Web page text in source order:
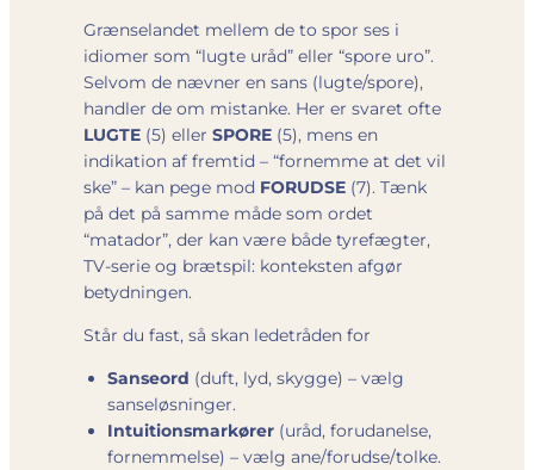
Grænselandet mellem de to spor ses i
idiomer som “lugte uråd” eller “spore uro”.
Selvom de nævner en sans (lugte/spore),
handler de om mistanke. Her er svaret ofte
LUGTE (5) eller SPORE (5), mens en
indikation af fremtid – “fornemme at det vil
ske” – kan pege mod FORUDSE (7). Tænk
på det på samme måde som ordet
“matador”, der kan være både tyrefægter,
TV-serie og brætspil: konteksten afgør
betydningen.
Står du fast, så skan ledetråden for
Sanseord (duft, lyd, skygge) – vælg
sanseløsninger.
Intuitionsmarkører (uråd, forudanelse,
fornemmelse) – vælg ane/forudse/tolke.